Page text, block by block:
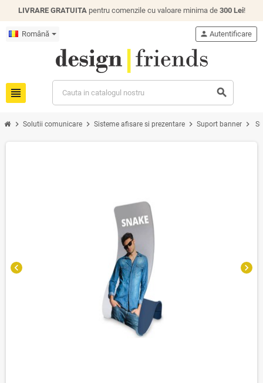
LIVRARE GRATUITApentru comenzile cu valoare minima de 300 Lei!
Română
view_headline search
person Autentificare
chevron_right Solutii comunicare chevron_right Sisteme afisare si prezentare chevron_right Suport banner chevron_right
chevron_left chevron_right